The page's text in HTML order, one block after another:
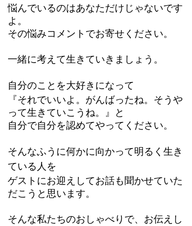
悩んでいるのはあなただけじゃないです
よ。
その悩みコメントでお寄せください。
一緒に考えて生きていきましょう。
自分のことを大好きになって
『それでいいよ。がんばったね。そうや
って生きていこうね。』と
自分で自分を認めてやってください。
そんなふうに何かに向かって明るく生き
ている人を
ゲストにお迎えしてお話も聞かせていた
だこうと思います。
そんな私たちのおしゃべりで、お伝えし